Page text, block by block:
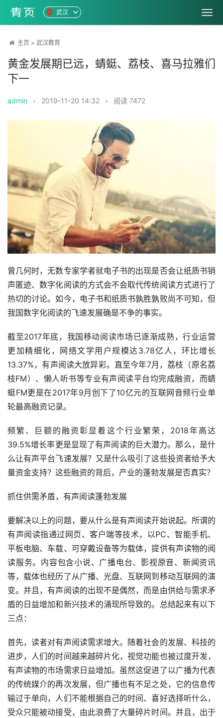
武汉
主页 > 武汉教育
黄金发展期已远，蜻蜓、荔枝、喜马拉雅们
下一
admin • 2019-11-20 14:32 • 阅读 7472
曾几何时，无数专家学者就电子书的出现是否会让纸质书销
声匿迹、数字化阅读的方式会不会取代传统阅读方式进行了
热切的讨论。如今，电子书和纸质书孰胜孰败尚不可知，但
我国数字化阅读的飞速发展确是不争的事实。
截至2017年底，我国移动阅读市场已逐渐成熟，行业运营
更加精细化，网络文学用户规模达3.78亿人，环比增长
13.37%，有声阅读大放异彩。直至今年7月，荔枝（原名荔
枝FM）、懒人听书等专业有声阅读平台均完成融资，而蜻
蜓FM更是在2017年9月创下了10亿元的互联网音频行业单
轮最高融资记录。
频繁、巨额的融资彰显着这个行业繁荣，2018年高达
39.5%增长率更是显现了有声阅读的巨大潜力。那么，是什
么让有声平台飞速发展？又是什么吸引了这些投资者给予大
量资金支持？这些融资的背后，产业的蓬勃发展是否真实？
抓住供需矛盾，有声阅读蓬勃发展
要解决以上的问题，要从什么是有声阅读开始说起。所谓的
有声阅读指通过网页、客户端等技术，以PC、智能手机、
平板电脑、车载、可穿戴设备等为载体，提供有声读物的阅
读服务。内容包含小说、广播电台、影视原音、新闻资讯
等，载体也经历了从广播、光盘、互联网到移动互联网的演
变。并且，有声阅读的出现不是偶然，而是由供给与需求矛
盾的日益增加和新兴技术的涌现所导致的。总结起来有以下
三点：
首先，读者对有声阅读需求增大。随着社会的发展、科技的
进步，人们的时间越来越碎片化，视觉功能也被过度开发，
有声读物的市场需求日益增加。虽然这促进了以广播为代表
的传统媒介的再次发展，但广播也有不足之处，它的信息传
输过于单向，人们不能根据自己的时间、喜好选择听什么，
受众只能被动接受，由此浪费了大量碎片时间。并且，出于